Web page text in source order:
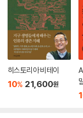
버블 주기와 공중음파
수중폭발 연구의 갈래와
수중폭발과 선체 내충격
지진파에 대한 태도
방법론 정당화의 문제
7장. 한국사회에서 ‘과학
인식의 틀: 법정의 장, 과
의 회의 속기록 자료, 그
학자들이 학술 논문, 일
증인신문을 참조했으며
팀 대표 토머스 에클스
이 책에서 다룬 연구 주제
천안함 “과학 논쟁”에서
함충돌설 같은 경쟁적인
“결정적 증거”를 강조한
히스토리아 비테이
10% 21,600원